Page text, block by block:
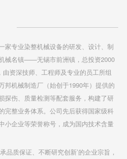
家专业染整机械设备的研发、设计、制
械名镇——无锡市前洲镇，总投资2000
资深技师、工程师及专业的员工所组
邦机械制造厂（始创于1990年）提供的
探伤、质量检测等配套服务，构建了研
完整业务体系。公司先后获得国家级科
小企业等荣誉称号，成为国内技术含量
品质保证、不断研究创新’的企业宗旨，